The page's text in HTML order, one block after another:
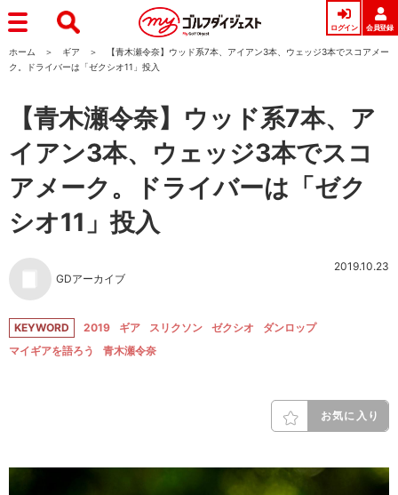
ログイン 会員登録
ホーム ギア
【青木瀬令奈】ウッド系7本、アイアン3本、ウェッジ3本でスコアメー
ク。ドライバーは「ゼクシオ11」投入
【青木瀬令奈】ウッド系7本、ア
イアン3本、ウェッジ3本でスコ
アメーク。ドライバーは「ゼク
シオ11」投入
GDアーカイブ
2019.10.23
KEYWORD 2019 ギア スリクソン ゼクシオ
ダンロップ
マイギアを語ろう
青木瀬令奈
お気に入り